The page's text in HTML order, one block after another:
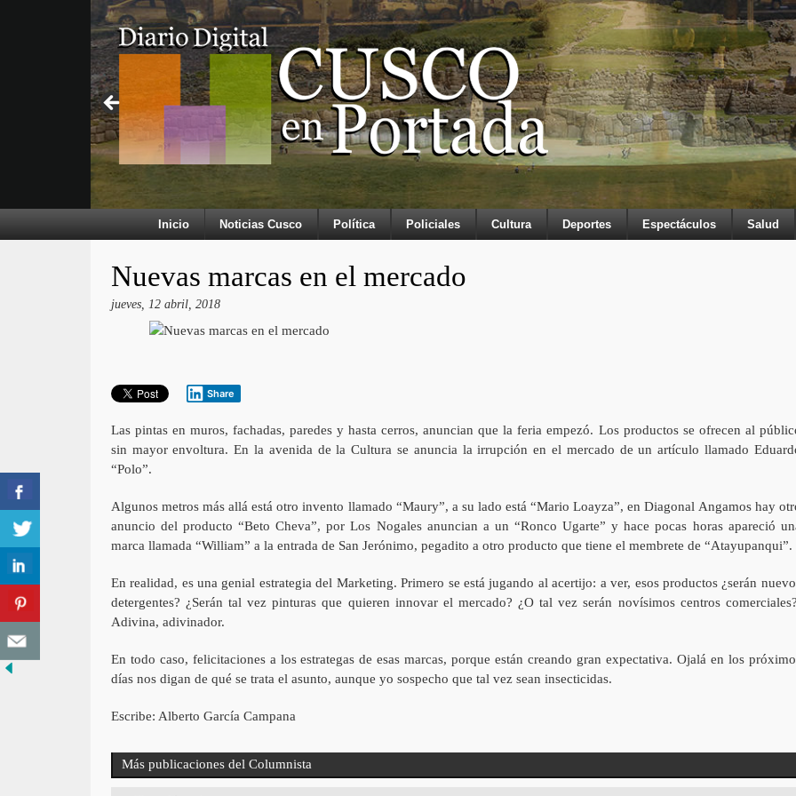
Inicio Noticias Cusco Política Policiales Cultura Deportes Espectáculos Salud
Nuevas marcas en el mercado
jueves, 12 abril, 2018
Share
Las pintas en muros, fachadas, paredes y hasta cerros, anuncian que la feria empezó. Los productos se ofrecen al
sin mayor envoltura. En la avenida de la Cultura se anuncia la irrupción en el mercado de un artículo llamado
“Polo”.
Algunos metros más allá está otro invento llamado “Maury”, a su lado está “Mario Loayza”, en Diagonal Angamos hay
anuncio del producto “Beto Cheva”, por Los Nogales anuncian a un “Ronco Ugarte” y hace pocas horas apareció
marca llamada “William” a la entrada de San Jerónimo, pegadito a otro producto que tiene el membrete de “Atayupanqui”.
En realidad, es una genial estrategia del Marketing. Primero se está jugando al acertijo: a ver, esos productos ¿serán
detergentes? ¿Serán tal vez pinturas que quieren innovar el mercado? ¿O tal vez serán novísimos centros
Adivina, adivinador.
En todo caso, felicitaciones a los estrategas de esas marcas, porque están creando gran expectativa. Ojalá en los
días nos digan de qué se trata el asunto, aunque yo sospecho que tal vez sean insecticidas.
Escribe: Alberto García Campana
Más publicaciones del Columnista